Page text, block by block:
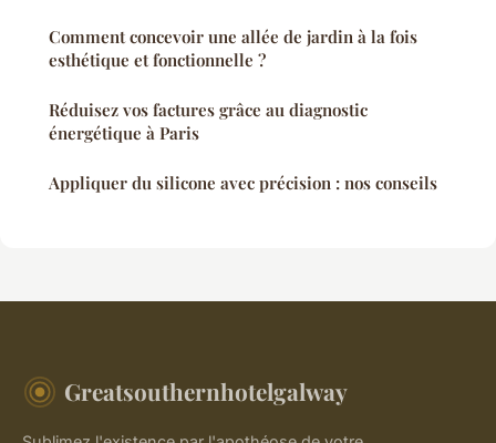
Comment concevoir une allée de jardin à la fois
esthétique et fonctionnelle ?
Réduisez vos factures grâce au diagnostic
énergétique à Paris
Appliquer du silicone avec précision : nos conseils
Greatsouthernhotelgalway